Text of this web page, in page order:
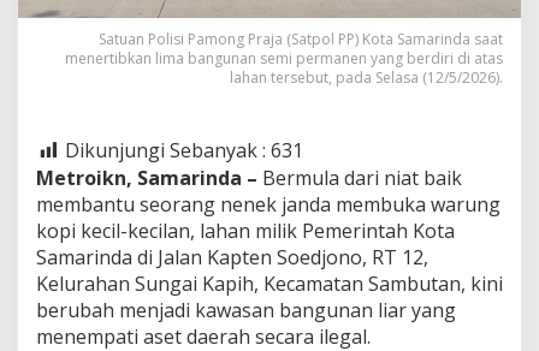
Satuan Polisi Pamong Praja (Satpol PP) Kota Samarinda saat
menertibkan lima bangunan semi permanen yang berdiri di atas
lahan tersebut, pada Selasa (12/5/2026).
Dikunjungi Sebanyak : 631
Metroikn, Samarinda – Bermula dari niat baik
membantu seorang nenek janda membuka warung
kopi kecil-kecilan, lahan milik Pemerintah Kota
Samarinda di Jalan Kapten Soedjono, RT 12,
Kelurahan Sungai Kapih, Kecamatan Sambutan, kini
berubah menjadi kawasan bangunan liar yang
menempati aset daerah secara ilegal.